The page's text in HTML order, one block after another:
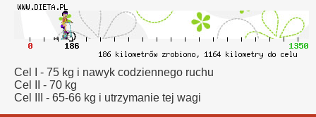
Cel I - 75 kg i nawyk codziennego ruchu
Cel II - 70 kg
Cel III - 65-66 kg i utrzymanie tej wagi